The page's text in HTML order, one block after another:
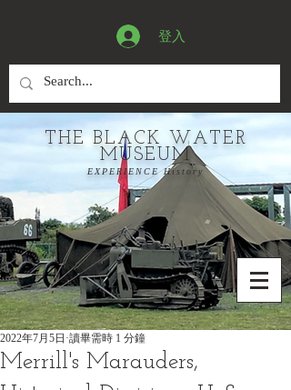
登入
THE BLACK WATER
MUSEUM
EXPERIENCE History
Merrill's Marauders,
2022年7月5日 讀畢需時 1 分鐘